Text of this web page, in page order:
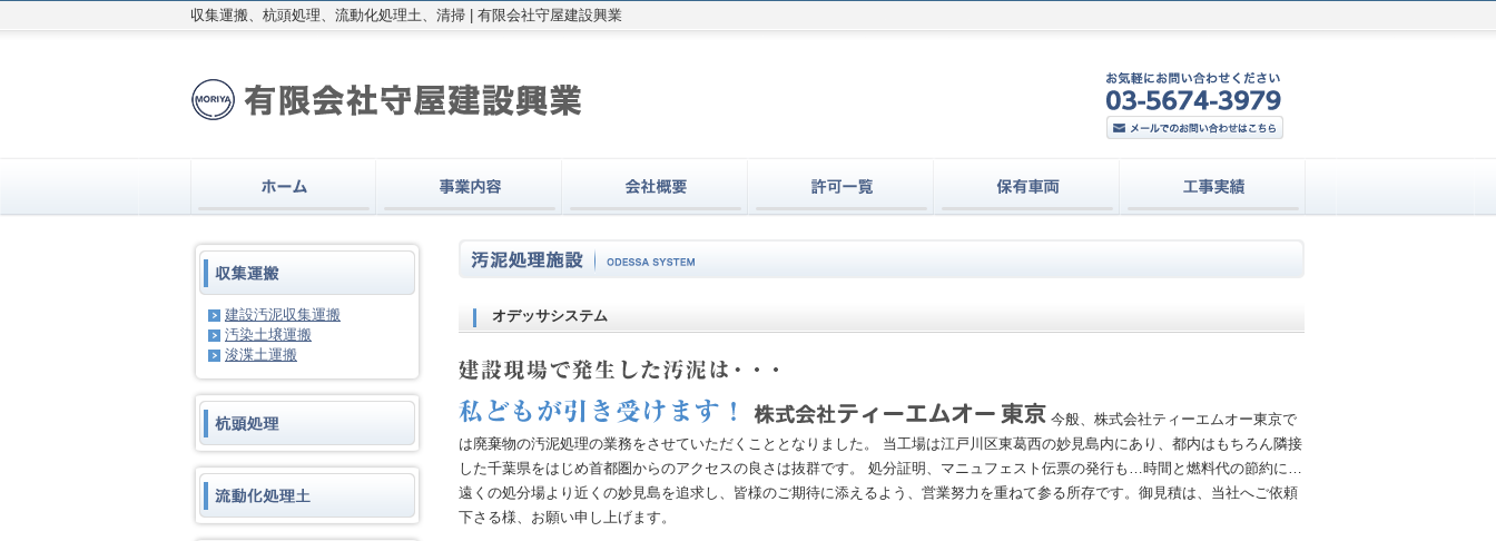
収集運搬、杭頭処理、流動化処理土、清掃 | 有限会社守屋建設興業
建設汚泥収集運搬
汚染土壌運搬
浚渫土運搬
オデッサシステム
今般、株式会社ティーエムオー東京で
は廃棄物の汚泥処理の業務をさせていただくこととなりました。 当工場は江戸川区東葛西の妙見島内にあり、都内はもちろん隣接
した千葉県をはじめ首都圏からのアクセスの良さは抜群です。 処分証明、マニュフェスト伝票の発行も…時間と燃料代の節約に…
遠くの処分場より近くの妙見島を追求し、皆様のご期待に添えるよう、営業努力を重ねて参る所存です。御見積は、当社へご依頼
下さる様、お願い申し上げます。